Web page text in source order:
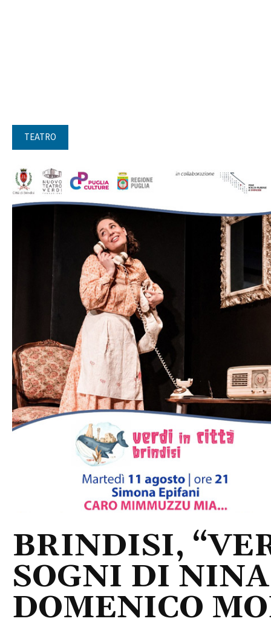
TEATRO
BRINDISI,
SOGNI DI
DOMENICO